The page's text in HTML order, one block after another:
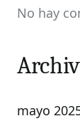
No hay
mayo